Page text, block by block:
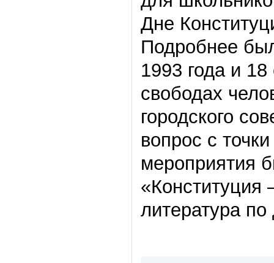
Дне
Подробнее
1993 года и 18
свободах
городского
вопрос с
мероприятия
«Конституция
литература